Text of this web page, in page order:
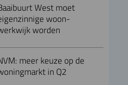
West moet
woon-
worden
meer keuze op de
in Q2